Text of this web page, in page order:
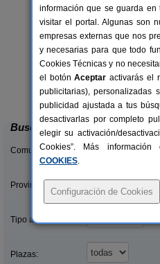
Complejo Rural
La Omañuela
Buscar
Comunidades:
Provincias/Islas:
Tipo alquiler:
Plazas:
información que se guarda en
visitar el portal. Algunas son
empresas externas que nos
y necesarias para que todo
Cookies Técnicas y no
el botónAceptar activarás el
publicitarias), personalizadas
publicidad ajustada a tus
desactivarlas por completo
elegir su activación/
Cookies”. Más
COOKIES.